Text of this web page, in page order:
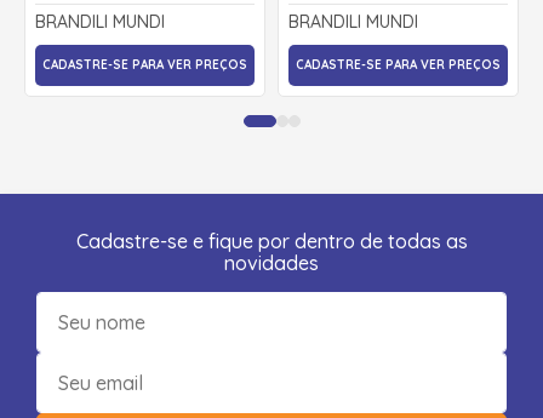
27007 - BRANDILI MUNDI
BRANDILI MUNDI
CADASTRE-SE PARA VER PREÇOS
27007 - BRANDILI MUNDI
BRANDILI MUNDI
CADASTRE-SE PARA VER PREÇOS
Cadastre-se e fique por dentro de todas as
novidades